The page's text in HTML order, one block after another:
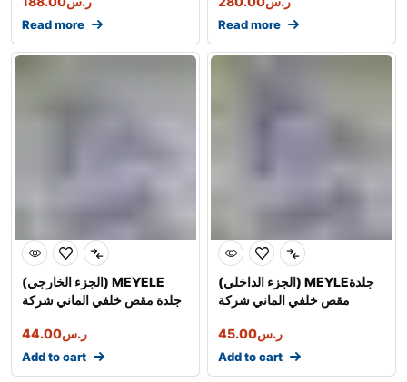
Read more Read more
(الجزء الخارجي) MEYELE
جلدة مقص خلفي الماني شركة
ر.س44.00
Add to cart
(الجزء الداخلي) MEYLEجلدة
مقص خلفي الماني شركة
ر.س45.00
Add to cart